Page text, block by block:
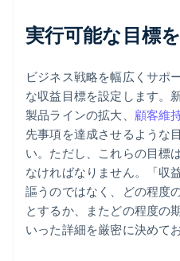
実行可能な目標
ビジネス戦略を幅広くサポ
な収益目標を設定します。
製品ラインの拡大、 顧客維
先事項を達成させるような
い。ただし、これらの目標
なければなりません。「収
謳うのではなく、どの程度
とするか、またどの程度の
いった詳細を厳密に決めて